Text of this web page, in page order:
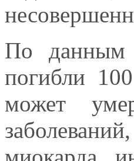
По данным
погибли
может